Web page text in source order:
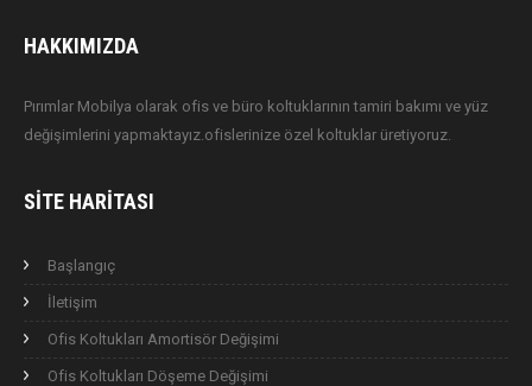
HAKKIMIZDA
Pırımlar Mobilya olarak ofis ve büro koltuklarının tamiri bakımı ve yüz
değişimlerini yapmaktayız.ofislerinize özel koltuklar üretiyoruz.
SITE HARITASI
Başlangıç
İletişim
Ofis Koltukları Amortisör Değişimi
Ofis Koltukları Döşeme Değişimi